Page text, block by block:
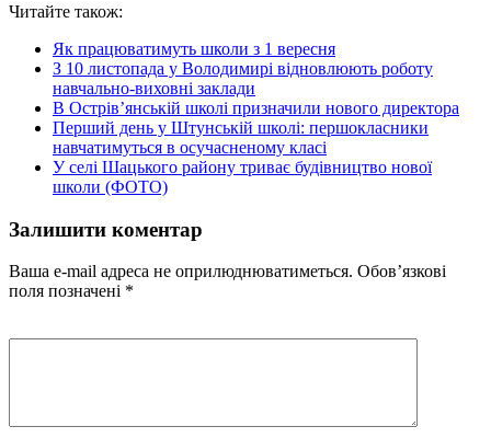
Читайте також:
Як працюватимуть школи з 1 вересня
З 10 листопада у Володимирі відновлюють роботу
навчально-виховні заклади
В Острів’янській школі призначили нового директора
Перший день у Штунській школі: першокласники
навчатимуться в осучасненому класі
У селі Шацького району триває будівництво нової
школи (ФОТО)
Залишити коментар
Ваша e-mail адреса не оприлюднюватиметься. Обов’язкові
поля позначені *